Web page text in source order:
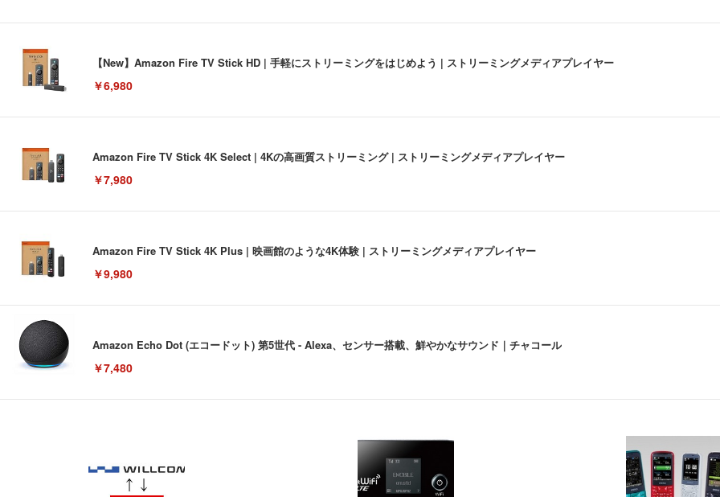
【New】Amazon Fire TV Stick HD | 手軽にストリーミングをはじめよう | ストリーミングメディアプレイヤー
￥6,980
Amazon Fire TV Stick 4K Select | 4Kの高画質ストリーミング | ストリーミングメディアプレイヤー
￥7,980
Amazon Fire TV Stick 4K Plus | 映画館のような4K体験 | ストリーミングメディアプレイヤー
￥9,980
Amazon Echo Dot (エコードット) 第5世代 - Alexa、センサー搭載、鮮やかなサウンド｜チャコール
￥7,480
[EdoErgo] オフィスチェア 椅子 テレワーク 疲れない 跳ね上げ式アームレスト コンパクト 約105度ロッキング pc 事務椅子 360度回
(黒網+黒枠+黒足)
￥5,699
EIZO ビジネス向けプレミアムモニター | FlexScan EV3240X-WT | 31.5型4K UHD・USB Type-C・ホワイト
￥105,595
Amazonベーシック ペットシーツ 薄型 レギュラー 1回使い捨て 無香料 ホワイト 300枚
￥3,373